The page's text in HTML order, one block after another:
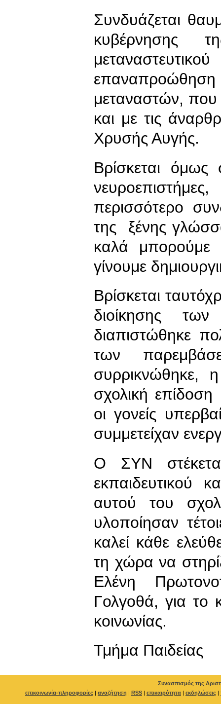
Συνδυάζεται
μεταναστών, που
και με τις
Χρυσής Αυγής.
Βρίσκεται
περισσότερο
της ξένης
καλά μπορούμε
γίνουμε
Βρίσκεται
διοίκησης
διαπιστώθηκε
των
συρρικνώθηκε,
σχολική επίδοση
οι γονείς
συμμετείχαν
Ο ΣΥΝ
εκπαιδευτικού
αυτού του
υλοποίησαν
καλεί κάθε
τη χώρα να
Ελένη
Γολγοθά, για το
κοινωνίας.
Τμήμα Παιδείας
Συνασπισμός της
επικοινωνία-πληροφορίες | αναζήτηση | RSS | επικαιρότητα | εκδηλώσεις |